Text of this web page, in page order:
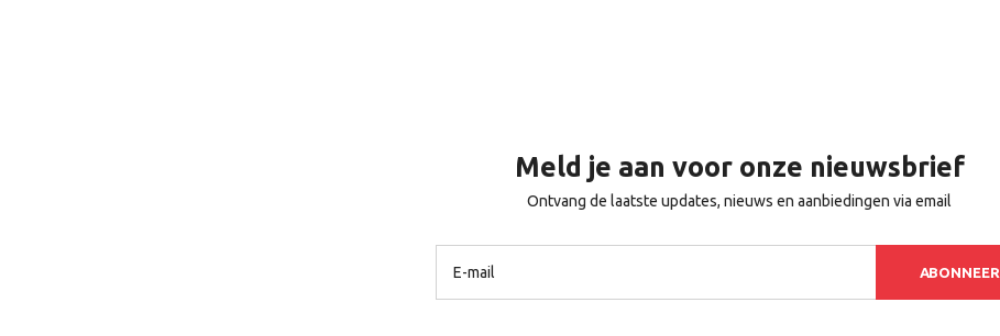
Meld je aan voor onze nieuwsbrief
Ontvang de laatste updates, nieuws en aanbiedingen via email
ABONNEER